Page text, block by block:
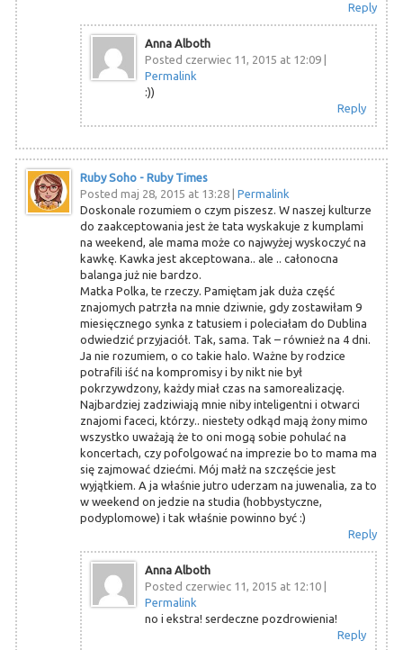
Reply
Anna Alboth
Posted czerwiec 11, 2015 at 12:09|
Permalink
:))
Reply
Ruby Soho - Ruby Times
Posted maj 28, 2015 at 13:28| Permalink
Doskonale rozumiem o czym piszesz. W naszej kulturze
do zaakceptowania jest że tata wyskakuje z kumplami
na weekend, ale mama może co najwyżej wyskoczyć na
kawkę. Kawka jest akceptowana.. ale .. całonocna
balanga już nie bardzo.
Matka Polka, te rzeczy. Pamiętam jak duża część
znajomych patrzła na mnie dziwnie, gdy zostawiłam 9
miesięcznego synka z tatusiem i poleciałam do Dublina
odwiedzić przyjaciół. Tak, sama. Tak – również na 4 dni.
Ja nie rozumiem, o co takie halo. Ważne by rodzice
potrafili iść na kompromisy i by nikt nie był
pokrzywdzony, każdy miał czas na samorealizację.
Najbardziej zadziwiają mnie niby inteligentni i otwarci
znajomi faceci, którzy.. niestety odkąd mają żony mimo
wszystko uważają że to oni mogą sobie pohulać na
koncertach, czy pofolgować na imprezie bo to mama ma
się zajmować dziećmi. Mój małż na szczęście jest
wyjątkiem. A ja właśnie jutro uderzam na juwenalia, za to
w weekend on jedzie na studia (hobbystyczne,
podyplomowe) i tak właśnie powinno być :)
Reply
Anna Alboth
Posted czerwiec 11, 2015 at 12:10|
Permalink
no i ekstra! serdeczne pozdrowienia!
Reply